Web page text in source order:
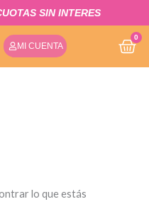
SIN INTERES​
MI CUENTA
0
lo que estás